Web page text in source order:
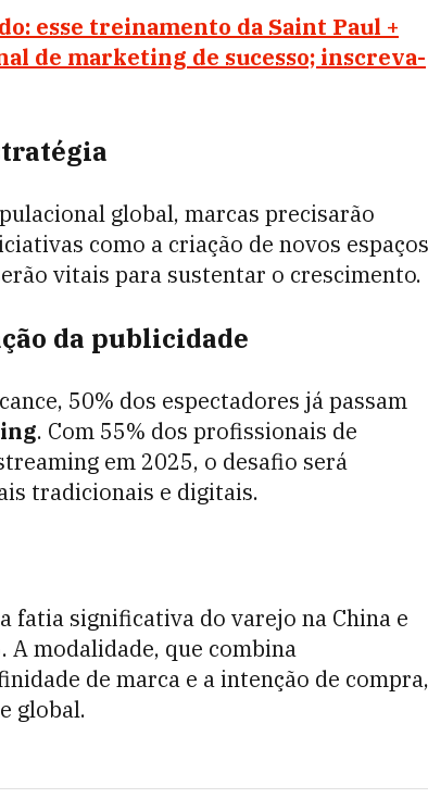
esse treinamento da Saint Paul +
de marketing de sucesso; inscreva-
global, marcas precisarão
como a criação de novos
vitais para sustentar o crescimento.
da publicidade
50% dos espectadores já passam
. Com 55% dos profissionais de
em 2025, o desafio será
tradicionais e digitais.
fatia significativa do varejo na China e
A modalidade, que combina
de marca e a intenção de compra,
global.